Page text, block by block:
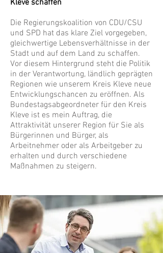
Kleve schaffen
Die Regierungskoalition von CDU/CSU
und SPD hat das klare Ziel vorgegeben,
gleichwertige Lebensverhältnisse in der
Stadt und auf dem Land zu schaffen.
Vor diesem Hintergrund steht die Politik
in der Verantwortung, ländlich geprägten
Regionen wie unserem Kreis Kleve neue
Entwicklungschancen zu eröffnen. Als
Bundestagsabgeordneter für den Kreis
Kleve ist es mein Auftrag, die
Attraktivität unserer Region für Sie als
Bürgerinnen und Bürger, als
Arbeitnehmer oder als Arbeitgeber zu
erhalten und durch verschiedene
Maßnahmen zu steigern.